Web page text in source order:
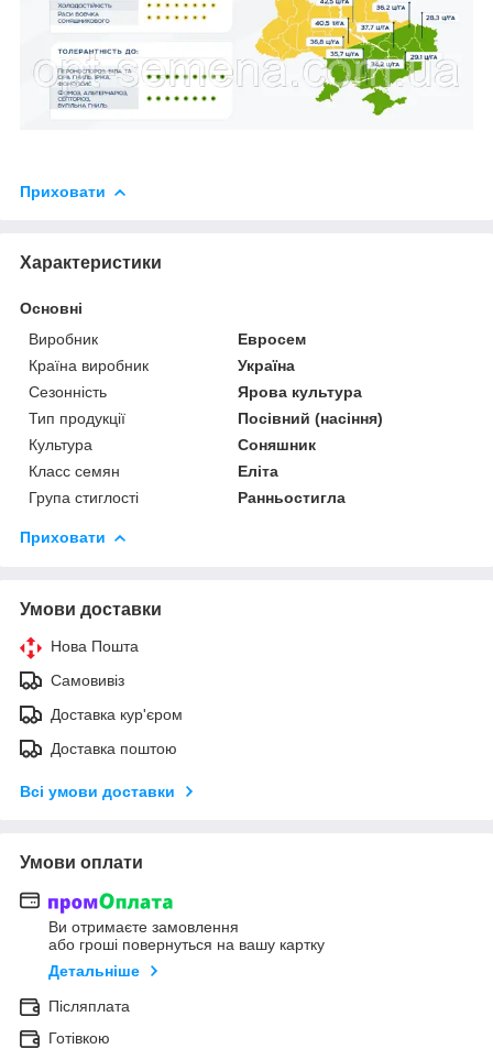
Приховати
Характеристики
Основні
Виробник
Евросем
Країна виробник
Україна
Сезонність
Ярова культура
Тип продукції
Посівний (насіння)
Культура
Соняшник
Класс семян
Еліта
Група стиглості
Ранньостигла
Приховати
Умови доставки
Нова Пошта
Самовивіз
Доставка кур'єром
Доставка поштою
Всі умови доставки
Умови оплати
Ви отримаєте замовлення
або гроші повернуться на вашу картку
Детальніше
Післяплата
Готівкою